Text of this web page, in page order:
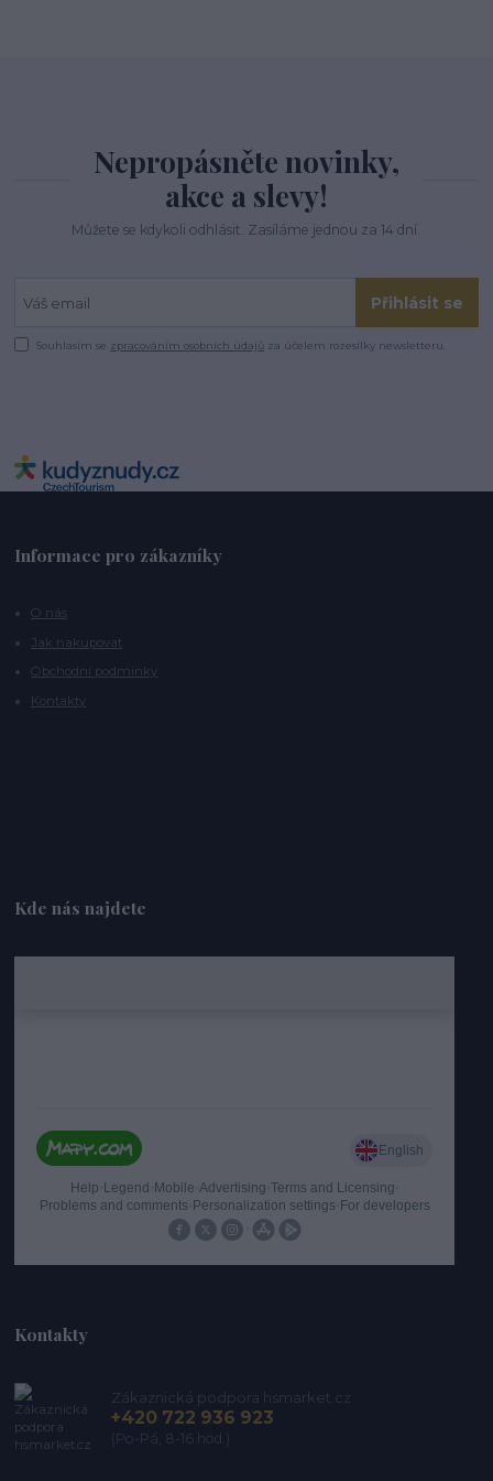
Nepropásněte novinky,
akce a slevy!
Můžete se kdykoli odhlásit. Zasíláme jednou za 14 dní.
Přihlásit se
Souhlasím se zpracováním osobních údajů za účelem rozesílky newsletteru.
Informace pro zákazníky
O nás
Jak nakupovat
Obchodní podmínky
Kontakty
Kde nás najdete
Kontakty
Zákaznická podpora hsmarket.cz
+420 722 936 923
(Po-Pá, 8-16 hod.)